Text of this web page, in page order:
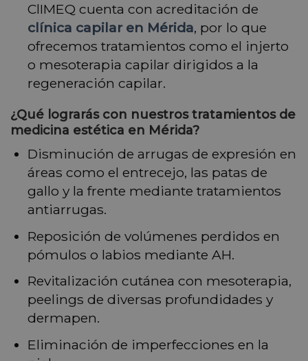
ClIMEQ cuenta con acreditación de
clínica capilar en Mérida, por lo que
ofrecemos tratamientos como el injerto
o mesoterapia capilar dirigidos a la
regeneración capilar.
¿Qué lograrás con nuestros tratamientos de
medicina estética en Mérida?
Disminución de arrugas de expresión en
áreas como el entrecejo, las patas de
gallo y la frente mediante tratamientos
antiarrugas.
Reposición de volúmenes perdidos en
pómulos o labios mediante AH.
Revitalización cutánea con mesoterapia,
peelings de diversas profundidades y
dermapen.
Eliminación de imperfecciones en la